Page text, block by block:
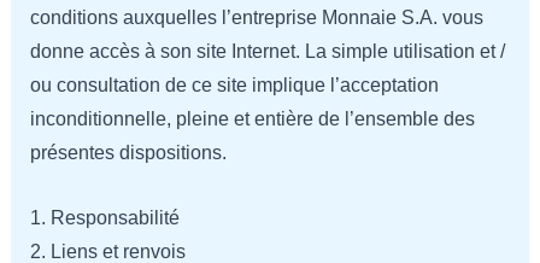
conditions auxquelles l’entreprise Monnaie S.A. vous
donne accès à son site Internet. La simple utilisation et /
ou consultation de ce site implique l’acceptation
inconditionnelle, pleine et entière de l’ensemble des
présentes dispositions.
1. Responsabilité
2. Liens et renvois